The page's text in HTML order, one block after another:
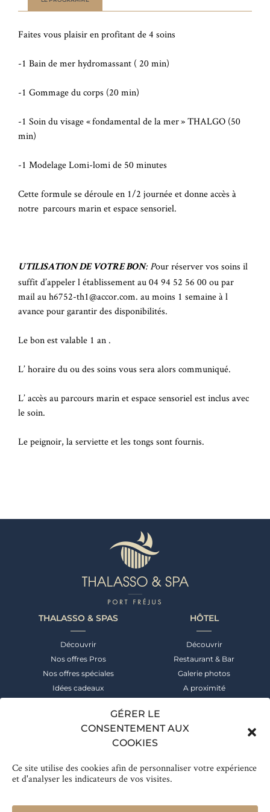
GÉRER LE
CONSENTEMENT AUX
COOKIES
Ce site utilise des cookies afin de personnaliser votre expérience
et d'analyser les indicateurs de vos visites.
Faites vous plaisir en profitant de 4 soins
-1 Bain de mer hydromassant ( 20 min)
-1 Gommage du corps (20 min)
-1 Soin du visage « fondamental de la mer » THALGO (50
min)
-1 Modelage Lomi-lomi de 50 minutes
Cette formule se déroule en 1/2 journée et donne accès à
notre parcours marin et espace sensoriel.
UTILISATION DE VOTRE BON: Pour réserver vos soins il
suffit d’appeler l établissement au 04 94 52 56 00 ou par
mail au h6752-th1@accor.com. au moins 1 semaine à l
avance pour garantir des disponibilités.
Le bon est valable 1 an .
L’ horaire du ou des soins vous sera alors communiqué.
L’ accès au parcours marin et espace sensoriel est inclus avec
le soin.
Le peignoir, la serviette et les tongs sont fournis.
THALASSO & SPAS
Découvrir
Nos offres Pros
Nos offres spéciales
Idées cadeaux
HÔTEL
Découvrir
Restaurant & Bar
Galerie photos
A proximité
Suivez notre actualité &
bénéficiez des meilleures offres
Inscrivez-vous